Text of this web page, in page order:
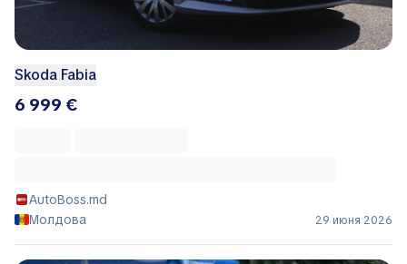
Skoda Fabia
6 999 €
AutoBoss.md
Молдова
29 июня 2026